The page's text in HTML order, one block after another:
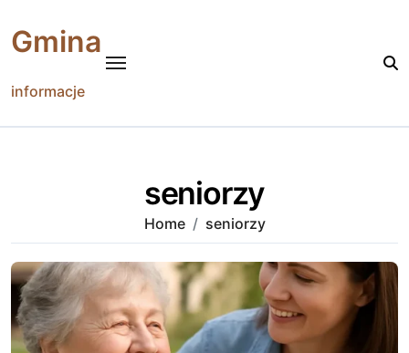
content
Gmina
informacje
seniorzy
Home seniorzy